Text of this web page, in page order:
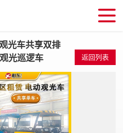
光车共享双排
光巡逻车
返回列表